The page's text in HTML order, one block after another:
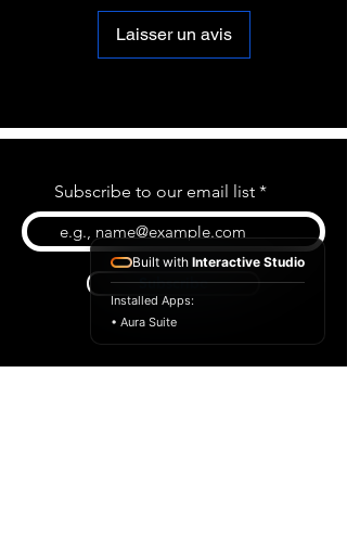
Laisser un avis
Subscribe to our email list
Subscribe
Built with Interactive Studio
Installed Apps:
• Aura Suite